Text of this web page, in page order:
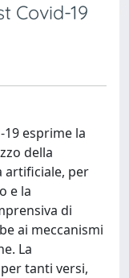
Covid-19
esprime la
della
artificiale, per
e la
di
ai meccanismi
La
tanti versi,